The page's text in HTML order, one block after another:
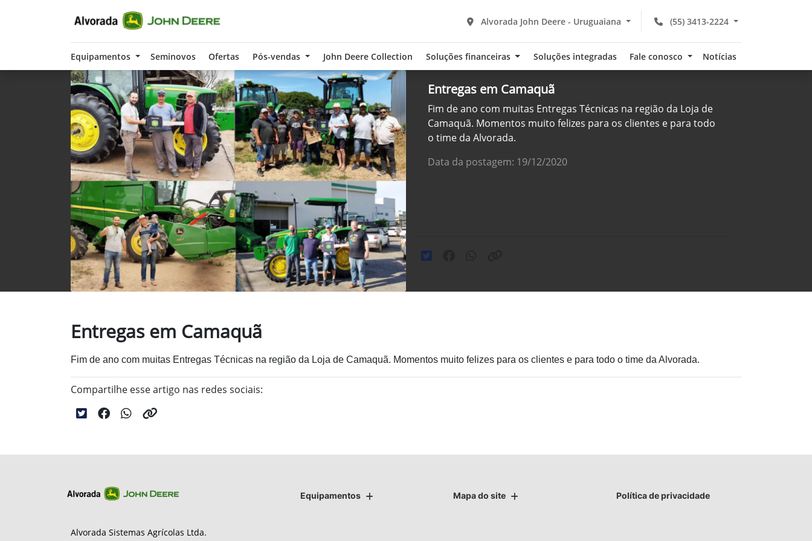
(55) 3413-2224
Alvorada John Deere - Uruguaiana
Equipamentos Seminovos Ofertas Pós-vendas John Deere Collection Soluções financeiras Soluções integradas Fale conosco Notícias
Entregas em Camaquã
Fim de ano com muitas Entregas Técnicas na região da Loja de
Camaquã. Momentos muito felizes para os clientes e para todo
o time da Alvorada.
Data da postagem: 19/12/2020
Entregas em Camaquã
Fim de ano com muitas Entregas Técnicas na região da Loja de Camaquã. Momentos muito felizes para os clientes e para todo o time da Alvorada.
Compartilhe esse artigo nas redes sociais:
Equipamentos Mapa do site Política de privacidade
Alvorada Sistemas Agrícolas Ltda.